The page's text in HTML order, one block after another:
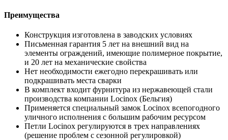
Преимущества
Конструкция изготовлена в заводских условиях
Письменная гарантия 5 лет на внешний вид на
элементы ограждений, имеющие полимерное покрытие,
и 20 лет на механические свойства
Нет необходимости ежегодно перекрашивать или
подкрашивать места сварки
В комплект входит фурнитура из нержавеющей стали
производства компании Locinox (Бельгия)
Применяется специальный замок Locinox всепогодного
уличного исполнения с большим рабочим ресурсом
Петли Locinox регулируются в трех направлениях
(решение проблем с сезонной регулировкой)